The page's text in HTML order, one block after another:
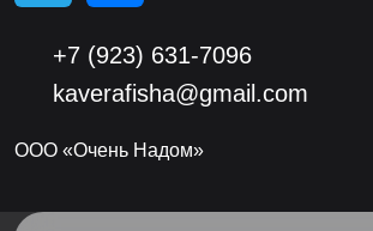
+7 (923) 631-7096
kaverafisha@gmail.com
ООО «Очень Надом»